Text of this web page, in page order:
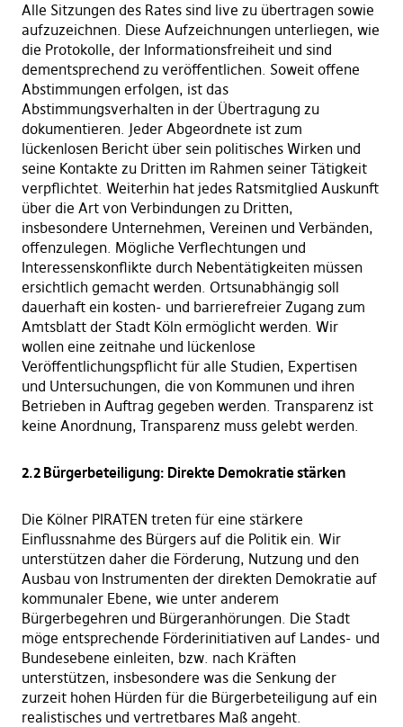
Alle Sitzungen des Rates sind live zu übertragen sowie
aufzuzeichnen. Diese Aufzeichnungen unterliegen, wie
die Protokolle, der Informationsfreiheit und sind
dementsprechend zu veröffentlichen. Soweit offene
Abstimmungen erfolgen, ist das
Abstimmungsverhalten in der Übertragung zu
dokumentieren. Jeder Abgeordnete ist zum
lückenlosen Bericht über sein politisches Wirken und
seine Kontakte zu Dritten im Rahmen seiner Tätigkeit
verpflichtet. Weiterhin hat jedes Ratsmitglied Auskunft
über die Art von Verbindungen zu Dritten,
insbesondere Unternehmen, Vereinen und Verbänden,
offenzulegen. Mögliche Verflechtungen und
Interessenskonflikte durch Nebentätigkeiten müssen
ersichtlich gemacht werden. Ortsunabhängig soll
dauerhaft ein kosten- und barrierefreier Zugang zum
Amtsblatt der Stadt Köln ermöglicht werden. Wir
wollen eine zeitnahe und lückenlose
Veröffentlichungspflicht für alle Studien, Expertisen
und Untersuchungen, die von Kommunen und ihren
Betrieben in Auftrag gegeben werden. Transparenz ist
keine Anordnung, Transparenz muss gelebt werden.
2.2 Bürgerbeteiligung: Direkte Demokratie stärken
Die Kölner PIRATEN treten für eine stärkere
Einflussnahme des Bürgers auf die Politik ein. Wir
unterstützen daher die Förderung, Nutzung und den
Ausbau von Instrumenten der direkten Demokratie auf
kommunaler Ebene, wie unter anderem
Bürgerbegehren und Bürgeranhörungen. Die Stadt
möge entsprechende Förderinitiativen auf Landes- und
Bundesebene einleiten, bzw. nach Kräften
unterstützen, insbesondere was die Senkung der
zurzeit hohen Hürden für die Bürgerbeteiligung auf ein
realistisches und vertretbares Maß angeht.